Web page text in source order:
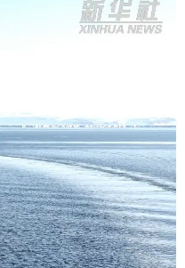
军事
信息化 数字经济
银龄 溯源中国
能源 会展
时尚 悦读